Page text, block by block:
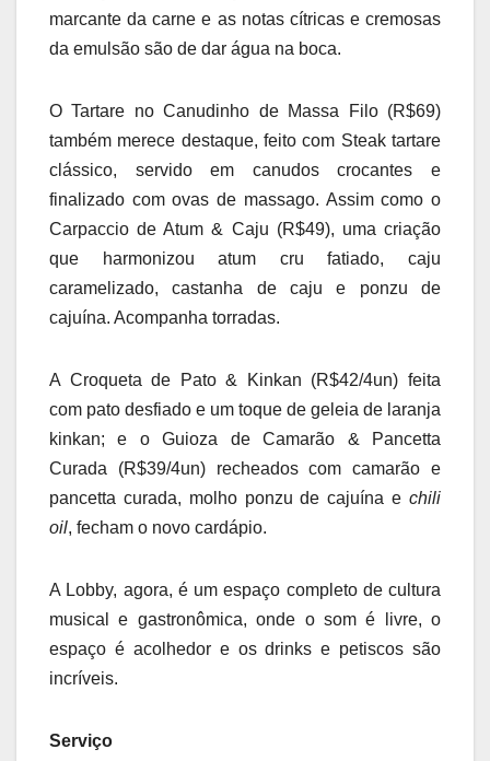
marcante da carne e as notas cítricas e cremosas
da emulsão são de dar água na boca.
O Tartare no Canudinho de Massa Filo (R$69)
também merece destaque, feito com Steak tartare
clássico, servido em canudos crocantes e
finalizado com ovas de massago. Assim como o
Carpaccio de Atum & Caju (R$49), uma criação
que harmonizou atum cru fatiado, caju
caramelizado, castanha de caju e ponzu de
cajuína. Acompanha torradas.
A Croqueta de Pato & Kinkan (R$42/4un) feita
com pato desfiado e um toque de geleia de laranja
kinkan; e o Guioza de Camarão & Pancetta
Curada (R$39/4un) recheados com camarão e
pancetta curada, molho ponzu de cajuína e chili
oil, fecham o novo cardápio.
A Lobby, agora, é um espaço completo de cultura
musical e gastronômica, onde o som é livre, o
espaço é acolhedor e os drinks e petiscos são
incríveis.
Serviço